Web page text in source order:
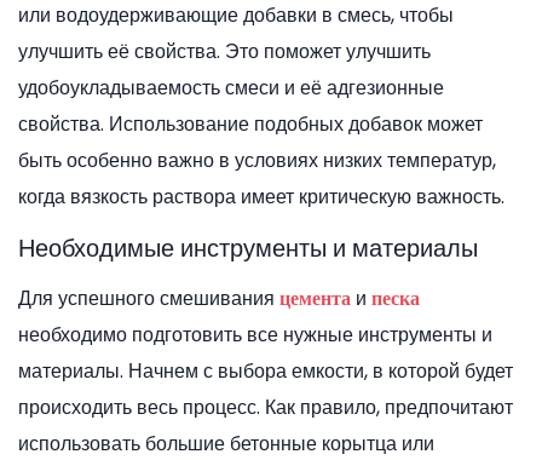
или водоудерживающие добавки в смесь, чтобы
улучшить её свойства. Это поможет улучшить
удобоукладываемость смеси и её адгезионные
свойства. Использование подобных добавок может
быть особенно важно в условиях низких температур,
когда вязкость раствора имеет критическую важность.
Необходимые инструменты и материалы
Для успешного смешивания цемента и песка
необходимо подготовить все нужные инструменты и
материалы. Начнем с выбора емкости, в которой будет
происходить весь процесс. Как правило, предпочитают
использовать большие бетонные корытца или